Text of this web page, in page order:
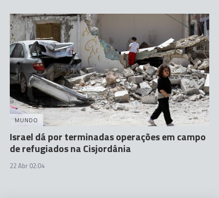
MUNDO
Israel dá por terminadas operações em campo
de refugiados na Cisjordânia
22 Abr 02:04